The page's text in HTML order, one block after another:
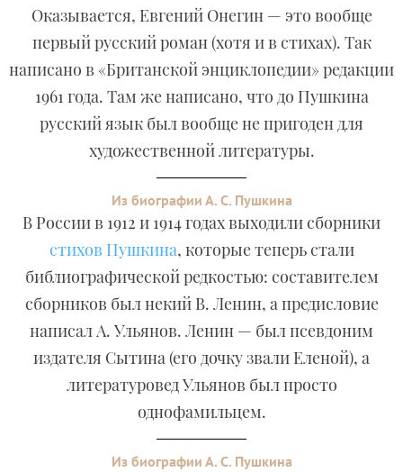
Оказывается, Евгений Онегин — это вообще
первый русский роман (хотя и в стихах). Так
написано в «Британской энциклопедии» редакции
1961 года. Там же написано, что до Пушкина
русский язык был вообще не пригоден для
художественной литературы.
Из биографии А. С. Пушкина
В России в 1912 и 1914 годах выходили сборники
стихов Пушкина, которые теперь стали
библиографической редкостью: составителем
сборников был некий В. Ленин, а предисловие
написал А. Ульянов. Ленин — был псевдоним
издателя Сытина (его дочку звали Еленой), а
литературовед Ульянов был просто
однофамильцем.
Из биографии А. С. Пушкина